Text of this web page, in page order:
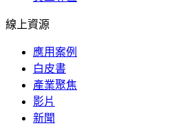
線上資源
應用案例
白皮書
產業聚焦
影片
新聞